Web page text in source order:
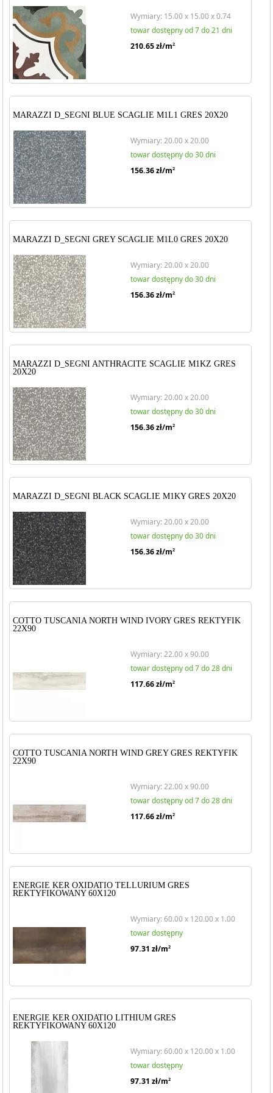
wymaga odpowiedniego doświadczenia oraz precyzji, dlatego warto
skorzystać z usług profesjonalistów. W przypadku prawidłowej instalacji
i konserwacji, płytki gresowe mogą służyć przez wiele lat, zachowując
swój pierwotny wygląd oraz właściwości. W związku z powyższym, jeśli
szukasz trwałego i odpornego na uszkodzenia materiału
wykończeniowego, który jednocześnie zapewni Ci unikalne i estetyczne
wykończenie pomieszczeń, płytki gresowe to idealny wybór dla Ciebie.
Wymiary: 15.00 x 15.00 x 0.74
towar dostępny od 7 do 21 dni
210.65zł/m2
MARAZZI D_SEGNI BLUE SCAGLIE M1L1 GRES 20X20
Wymiary: 20.00 x 20.00
towar dostępny do 30 dni
156.36zł/m2
MARAZZI D_SEGNI GREY SCAGLIE M1L0 GRES 20X20
Wymiary: 20.00 x 20.00
towar dostępny do 30 dni
156.36zł/m2
MARAZZI D_SEGNI ANTHRACITE SCAGLIE M1KZ GRES
20X20
Wymiary: 20.00 x 20.00
towar dostępny do 30 dni
156.36zł/m2
MARAZZI D_SEGNI BLACK SCAGLIE M1KY GRES 20X20
Wymiary: 20.00 x 20.00
towar dostępny do 30 dni
156.36zł/m2
COTTO TUSCANIA NORTH WIND IVORY GRES REKTYFIK
22X90
Wymiary: 22.00 x 90.00
towar dostępny od 7 do 28 dni
117.66zł/m2
COTTO TUSCANIA NORTH WIND GREY GRES REKTYFIK
22X90
Wymiary: 22.00 x 90.00
towar dostępny od 7 do 28 dni
117.66zł/m2
ENERGIE KER OXIDATIO TELLURIUM GRES
REKTYFIKOWANY 60X120
Wymiary: 60.00 x 120.00 x 1.00
towar dostępny
97.31 zł/m2
ENERGIE KER OXIDATIO LITHIUM GRES
REKTYFIKOWANY 60X120
Wymiary: 60.00 x 120.00 x 1.00
towar dostępny
97.31 zł/m2